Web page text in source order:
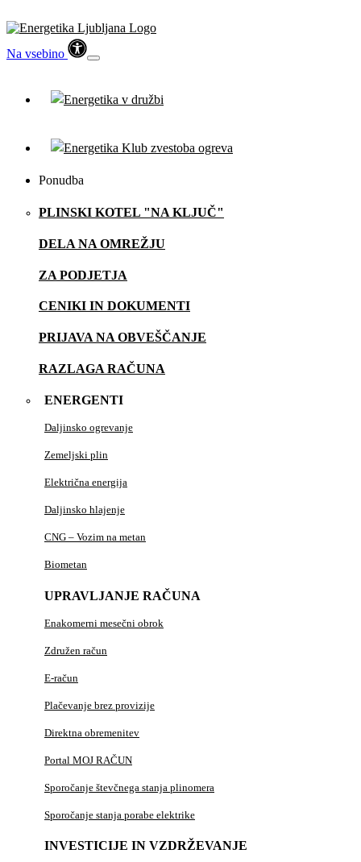
Na vsebino
Ponudba
PLINSKI KOTEL "NA KLJUČ"
DELA NA OMREŽJU
ZA PODJETJA
CENIKI IN DOKUMENTI
PRIJAVA NA OBVEŠČANJE
RAZLAGA RAČUNA
ENERGENTI
Daljinsko ogrevanje
Zemeljski plin
Električna energija
Daljinsko hlajenje
CNG – Vozim na metan
Biometan
UPRAVLJANJE RAČUNA
Enakomerni mesečni obrok
Združen račun
E-račun
Plačevanje brez provizije
Direktna obremenitev
Portal MOJ RAČUN
Sporočanje števčnega stanja plinomera
Sporočanje stanja porabe elektrike
INVESTICIJE IN VZDRŽEVANJE